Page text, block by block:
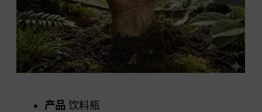
产品 饮料瓶